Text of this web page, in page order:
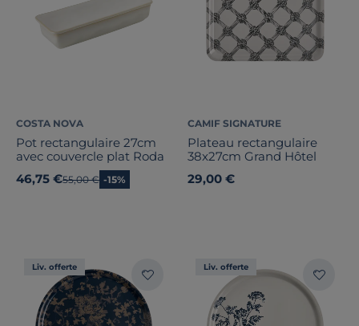
COSTA NOVA
Pot rectangulaire 27cm
avec couvercle plat Roda
46,75 €Ancien prix
55,00 € -15%
CAMIF SIGNATURE
Plateau rectangulaire
38x27cm Grand Hôtel
29,00 €
Liv. offerte Liv. offerte